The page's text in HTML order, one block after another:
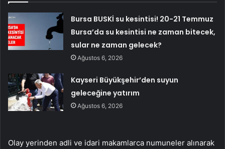
Bursa BUSKİ su kesintisi! 20-21 Temmuz
Bursa’da su kesintisi ne zaman bitecek,
sular ne zaman gelecek?
Ağustos 6, 2026
Kayseri Büyükşehir’den suyun
geleceğine yatırım
Ağustos 6, 2026
Olay yerinden adli ve idari makamlarca numuneler alınarak